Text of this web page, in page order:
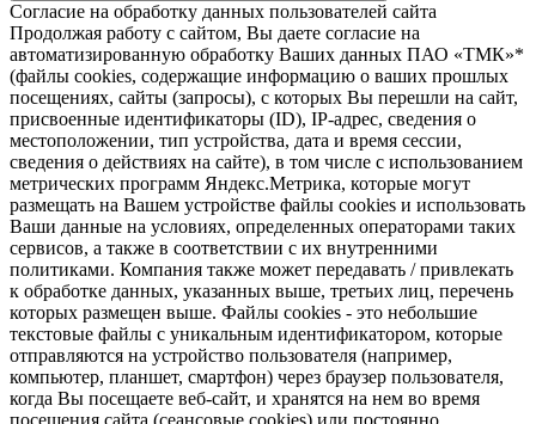
Согласие на обработку данных пользователей сайта
Продолжая работу с сайтом, Вы даете согласие на
автоматизированную обработку Ваших данных ПАО «ТМК»*
(файлы cookies, содержащие информацию о ваших прошлых
посещениях, сайты (запросы), с которых Вы перешли на сайт,
присвоенные идентификаторы (ID), IP-адрес, сведения о
местоположении, тип устройства, дата и время сессии,
сведения о действиях на сайте), в том числе с использованием
метрических программ Яндекс.Метрика, которые могут
размещать на Вашем устройстве файлы cookies и использовать
Ваши данные на условиях, определенных операторами таких
сервисов, а также в соответствии с их внутренними
политиками. Компания также может передавать / привлекать
к обработке данных, указанных выше, третьих лиц, перечень
которых размещен выше. Файлы cookies - это небольшие
текстовые файлы с уникальным идентификатором, которые
отправляются на устройство пользователя (например,
компьютер, планшет, смартфон) через браузер пользователя,
когда Вы посещаете веб-сайт, и хранятся на нем во время
посещения сайта (сеансовые cookies) или постоянно